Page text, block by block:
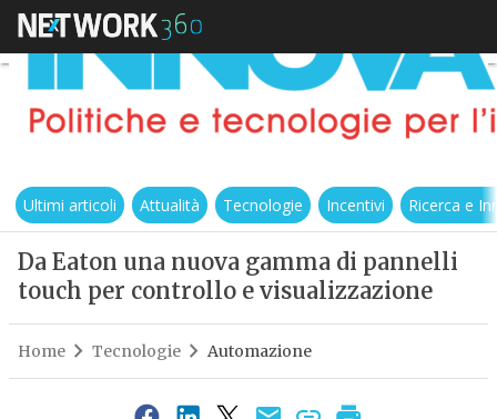
Ultimi articoli Attualità Tecnologie Incentivi Ricerca e
Da Eaton una nuova gamma di pannelli
touch per controllo e visualizzazione
Home Tecnologie Automazione